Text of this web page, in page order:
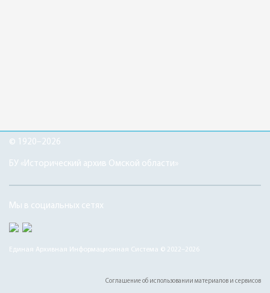
© 1920–2026
БУ «Исторический архив Омской области»
Мы в социальных сетях
Единая Архивная Информационная Система © 2022–2026
Соглашение об использовании материалов и сервисов